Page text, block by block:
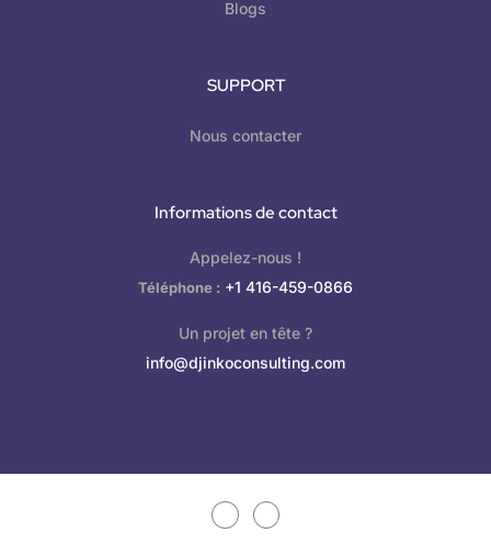
Blogs
SUPPORT
Nous contacter
Informations de contact
Appelez-nous !
Téléphone : +1 416-459-0866
Un projet en tête ?
info@djinkoconsulting.com